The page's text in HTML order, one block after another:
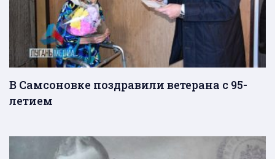
В Самсоновке поздравили ветерана с 95-
летием